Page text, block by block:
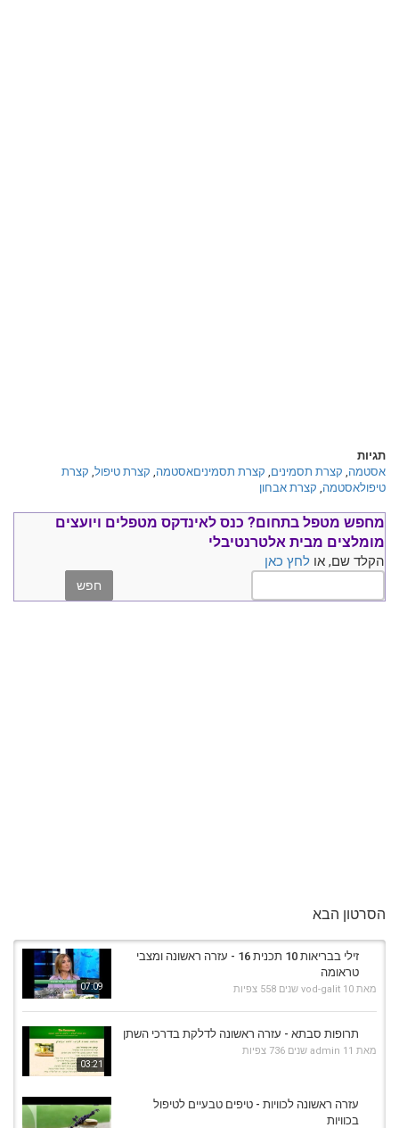
תגיות
אסטמה, קצרת תסמינים, קצרת תסמיניםאסטמה, קצרת טיפול, קצרת
טיפולאסטמה, קצרת אבחון
מחפש מטפל בתחום? כנס לאינדקס מטפלים ויועצים
מומלצים מבית אלטרנטיבלי
הקלד שם, או לחץ כאן
הסרטון הבא
07:09
זילי בבריאות 10 תכנית 16 - עזרה ראשונה ומצבי
טראומה
מאת vod-galit 10 שנים 558 צפיות
03:21
תרופות סבתא - עזרה ראשונה לדלקת בדרכי השתן
מאת admin 11 שנים 736 צפיות
עזרה ראשונה לכוויות - טיפים טבעיים לטיפול
בכוויות